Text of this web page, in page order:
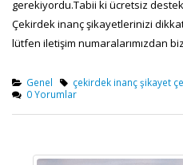
gerekiyordu.Tabii ki ücretsiz
Çekirdek inanç şikayetlerinizi
lütfen iletişim numaralarımızdan
Genel
çekirdek inanç şikayet
0 Yorumlar